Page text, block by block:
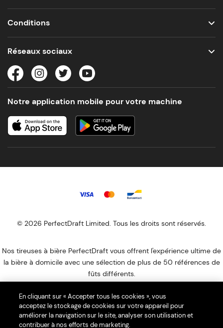
Conditions
Réseaux sociaux
Notre application mobile pour votre machine
© 2026 PerfectDraft Limited. Tous les droits sont réservés.
Nos tireuses à bière PerfectDraft vous offrent l'expérience ultime de
la bière à domicile avec une sélection de plus de 50 références de
fûts différents.
Ecologic DEEE. Notre numéro UIN est FR044946_052XKI. Veuillez
visiter le site Webd'Ecologicpour savoir comment vous débarrasser
de votre DEEE ménagers.
En cliquant sur « Accepter tous les cookies », vous
acceptez le stockage de cookies sur votre appareil pour
améliorer la navigation sur le site, analyser son utilisation et
contribuer à nos efforts de marketing.